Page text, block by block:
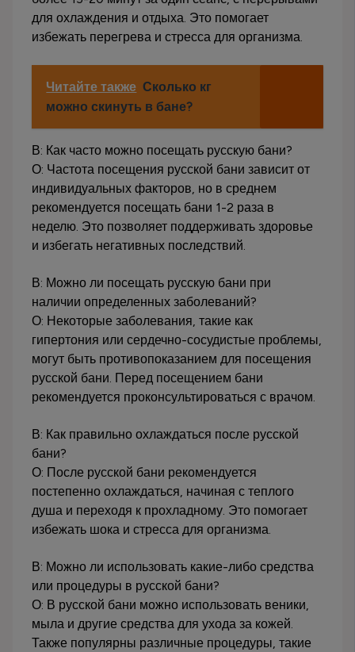
для охлаждения и отдыха. Это помогает
избежать перегрева и стресса для организма.
Читайте также Сколько кг
можно скинуть в бане?
В: Как часто можно посещать русскую бани?
О: Частота посещения русской бани зависит от
индивидуальных факторов, но в среднем
рекомендуется посещать бани 1-2 раза в
неделю. Это позволяет поддерживать здоровье
и избегать негативных последствий.
В: Можно ли посещать русскую бани при
наличии определенных заболеваний?
О: Некоторые заболевания, такие как
гипертония или сердечно-сосудистые проблемы,
могут быть противопоказанием для посещения
русской бани. Перед посещением бани
рекомендуется проконсультироваться с врачом.
В: Как правильно охлаждаться после русской
бани?
О: После русской бани рекомендуется
постепенно охлаждаться, начиная с теплого
душа и переходя к прохладному. Это помогает
избежать шока и стресса для организма.
В: Можно ли использовать какие-либо средства
или процедуры в русской бани?
О: В русской бани можно использовать веники,
мыла и другие средства для ухода за кожей.
Также популярны различные процедуры, такие